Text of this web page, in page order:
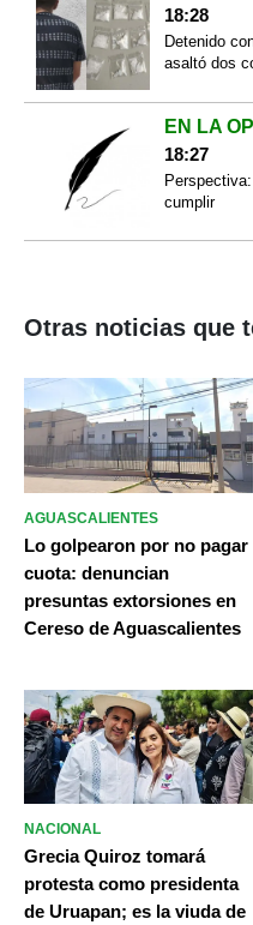
18:28
Detenido
asaltó dos
EN LA
18:27
cumplir
Otras noticias que
AGUASCALIENTES
Lo golpearon por no pagar
cuota: denuncian
presuntas extorsiones en
Cereso de Aguascalientes
NACIONAL
Grecia Quiroz tomará
protesta como presidenta
de Uruapan; es la viuda de